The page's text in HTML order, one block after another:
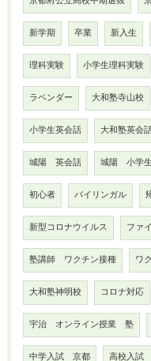
新学期 卒業 新入生
理科実験 小学生理科実験
ラベンダー 大和塾寺山校
小学生英会話 大和塾英会
城陽 英会話 城陽 小学
初心者 バイリンガル
新型コロナウイルス ファ
塾講師 ワクチン接種 ワ
大和塾神明校 コロナ対応
宇治 オンライン授業 塾
中学入試 京都 高校入試